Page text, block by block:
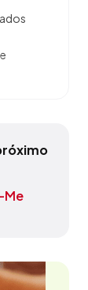
Me